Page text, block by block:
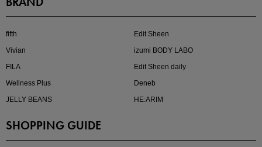
fifth
Edit Sheen
Vivian
izumi BODY LABO
FILA
Edit Sheen daily
Wellness Plus
Deneb
JELLY BEANS
HE:ARIM
SHOPPING GUIDE